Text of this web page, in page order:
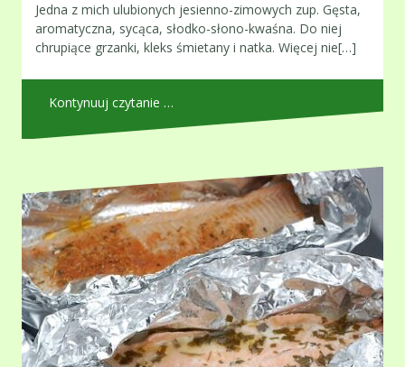
Jedna z mich ulubionych jesienno-zimowych zup. Gęsta,
aromatyczna, sycąca, słodko-słono-kwaśna. Do niej
chrupiące grzanki, kleks śmietany i natka. Więcej nie[…]
Kontynuuj czytanie …